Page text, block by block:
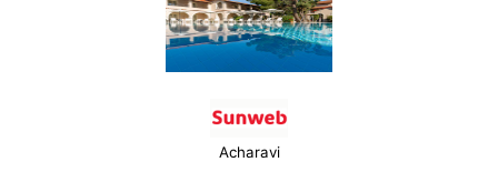
Acharavi